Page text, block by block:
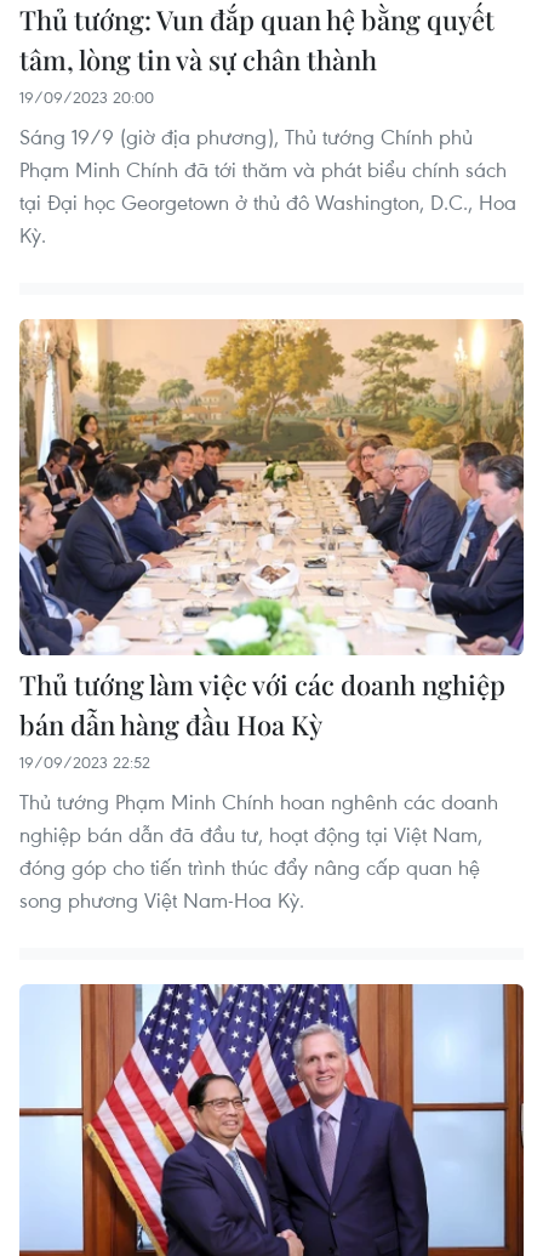
Thủ tướng: Vun đắp quan hệ bằng quyết
tâm, lòng tin và sự chân thành
19/09/2023 20:00
Sáng 19/9 (giờ địa phương), Thủ tướng Chính phủ
Phạm Minh Chính đã tới thăm và phát biểu chính sách
tại Đại học Georgetown ở thủ đô Washington, D.C., Hoa
Kỳ.
Thủ tướng làm việc với các doanh nghiệp
bán dẫn hàng đầu Hoa Kỳ
19/09/2023 22:52
Thủ tướng Phạm Minh Chính hoan nghênh các doanh
nghiệp bán dẫn đã đầu tư, hoạt động tại Việt Nam,
đóng góp cho tiến trình thúc đẩy nâng cấp quan hệ
song phương Việt Nam-Hoa Kỳ.